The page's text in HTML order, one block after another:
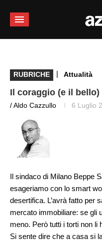
RUBRICHE | Attualità
Il coraggio (e il
/ Aldo Cazzullo 6 Luglio
Il sindaco di Milano Beppe
esageriamo con lo smart
desertifica. L’avrà fatto per
mercato immobiliare: se gli
meno. Però tutti i torti non li
Si sente dire che a casa si